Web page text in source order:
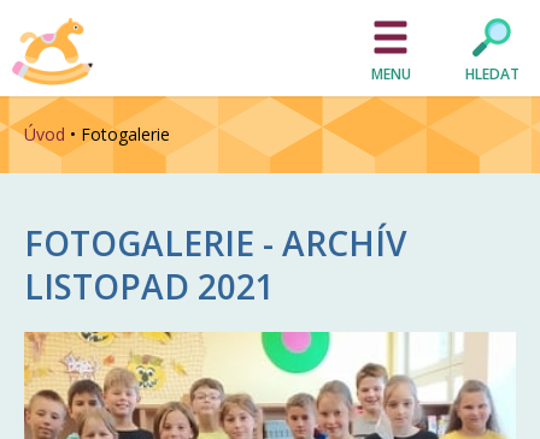
MENU HLEDAT
Úvod • Fotogalerie
FOTOGALERIE - ARCHÍV
LISTOPAD 2021